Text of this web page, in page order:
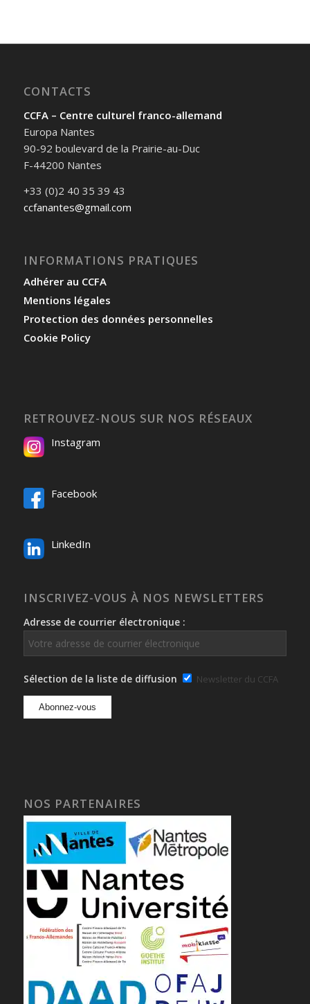
CONTACTS
CCFA – Centre culturel franco-allemand
Europa Nantes
90-92 boulevard de la Prairie-au-Duc
F-44200 Nantes
+33 (0)2 40 35 39 43
ccfanantes@gmail.com
INFORMATIONS PRATIQUES
Adhérer au CCFA
Mentions légales
Protection des données personnelles
Cookie Policy
RETROUVEZ-NOUS SUR NOS RÉSEAUX
Instagram
Facebook
LinkedIn
INSCRIVEZ-VOUS À NOS NEWSLETTERS
Adresse de courrier électronique :
Sélection de la liste de diffusion Newsletter du CCFA
NOS PARTENAIRES